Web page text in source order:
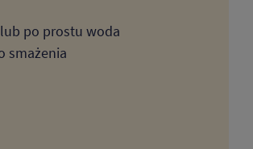
po prostu woda
smażenia